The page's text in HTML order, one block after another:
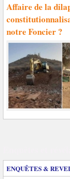
Affaire de la
notre Foncier ?
ENQUÊTES &